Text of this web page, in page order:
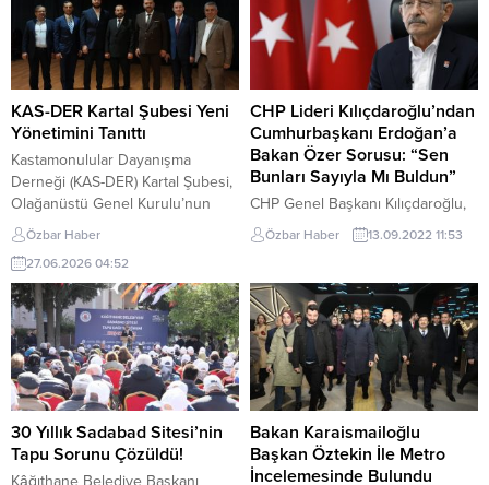
KAS-DER Kartal Şubesi Yeni
Yönetimini Tanıttı
Kastamonulular Dayanışma
Derneği (KAS-DER) Kartal Şubesi,
Olağanüstü Genel Kurulu’nun
ardından oluşturulan yeni
yönetim kadrosunu ve kurumsal
organizasyon yapısını
kamuoyuyla paylaştı. Yeni
dönemde görev dağılımları
belirlenirken, şubenin çalışma
alanları da hazırlanan
organizasyon şemasıyla yeniden
yapılandırıldı. Şube Başkanlığı
görevini Halil Manoğlu’nun
üstlendiği yeni yönetimde,
Başkan Vekilliğine Atilla Kanatlı,
Özbar Haber
27.06.2026 04:52
CHP Lideri Kılıçdaroğlu’ndan
Cumhurbaşkanı Erdoğan’a
Bakan Özer Sorusu: “Sen
Bunları Sayıyla Mı Buldun”
CHP Genel Başkanı Kılıçdaroğlu,
Milli Eğitim Bakanı Bakan Özer’in
öğretmenler için “Düşük puanlılar
Mühendisler de atanamıyor ama
böyle ağlamıyor” ifadelerini
kullandığına ilişkin Sözcü gazetesi
haberini alıntılayarak, bu duruma
tepki gösterdi. Dünden beri
Bakan Özer’den açıklama
beklediğini belirten CHP lideri
Kılıçdaroğlu’nun paylaşımı şöyle:
“Dünden beri Milli Eğitim
Özbar Haber 13.09.2022 11:53
30 Yıllık Sadabad Sitesi’nin
Tapu Sorunu Çözüldü!
Bakan Karaismailoğlu
Başkan Öztekin İle Metro
İncelemesinde Bulundu